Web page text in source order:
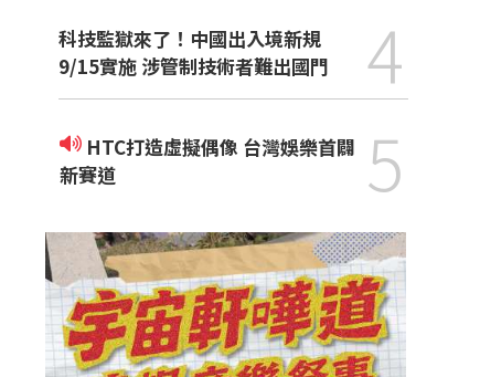
科技監獄來了！中國出入境新規
9/15實施 涉管制技術者難出國門
4
新賽道
5